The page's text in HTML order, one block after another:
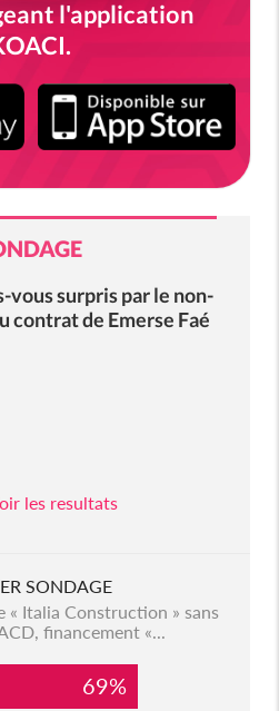
l'application
surpris par le non-
contrat de Emerse Faé
les resultats
SONDAGE
« Italia Construction » sans
financement «...
69%